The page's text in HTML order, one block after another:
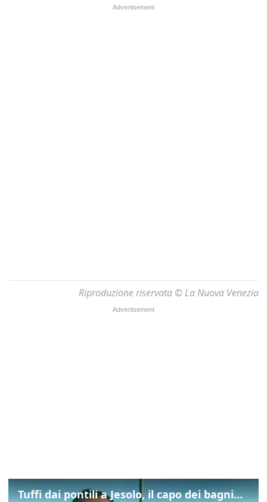
Riproduzione riservata © La Nuova Venezia
Tuffi dai pontili a Jesolo, il capo dei bagnini: "L'impegno di tutti per evitare altre tragedie"